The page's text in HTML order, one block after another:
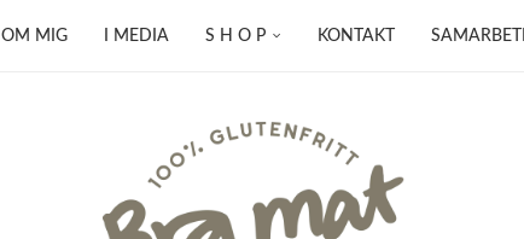
OM MIG I MEDIA S H O P KONTAKT